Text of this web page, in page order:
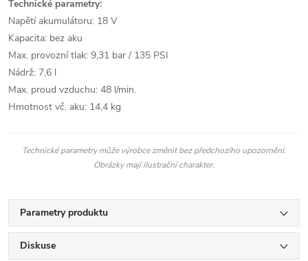
Technické parametry:
Napětí akumulátoru: 18 V
Kapacita: bez aku
Max. provozní tlak: 9,31 bar / 135 PSI
Nádrž: 7,6 l
Max. proud vzduchu: 48 l/min.
Hmotnost vč. aku: 14,4 kg
Technické parametry může výrobce změnit bez předchozího upozornění.
Obrázky mají ilustrační charakter.
Parametry produktu
Diskuse